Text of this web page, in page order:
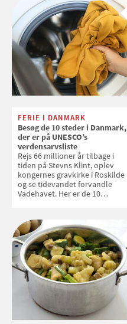
FERIE I DANMARK
Besøg de 10 steder i Danmark,
der er på UNESCO’s
verdensarvsliste
Rejs 66 millioner år tilbage i
tiden på Stevns Klint, oplev
kongernes gravkirke i Roskilde
og se tidevandet forvandle
Vadehavet. Her er de 10